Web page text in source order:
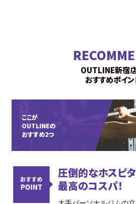
OUTLINE新宿
おすすめポイン
ここが
OUTLINEの
おすすめ2つ
圧倒的なホスピ
最高のコスパ！